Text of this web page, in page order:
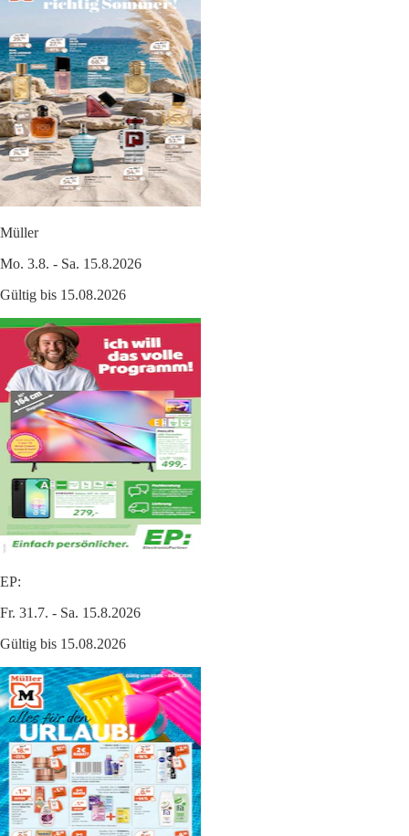
Müller
Mo. 3.8. - Sa. 15.8.2026
Gültig bis 15.08.2026
EP:
Fr. 31.7. - Sa. 15.8.2026
Gültig bis 15.08.2026